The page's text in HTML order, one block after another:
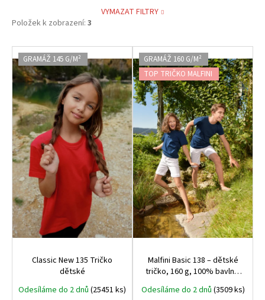
VYMAZAT FILTRY
Položek k zobrazení: 3
V
ý
p
i
s
p
r
o
d
u
k
t
ů
GRAMÁŽ 145 G/M²
Classic New 135 Tričko
dětské
Odesíláme do 2 dnů (25451 ks)
GRAMÁŽ 160 G/M²
TOP TRIČKO MALFINI
Malfini Basic 138 – dětské
tričko, 160 g, 100% bavlna,
Odesíláme do 2 dnů (3509 ks)